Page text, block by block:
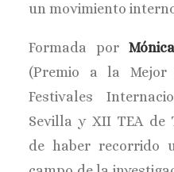
un movimiento
Formada por
(Premio a la Mejor
Festivales
Sevilla y XII TEA de
de haber recorrido